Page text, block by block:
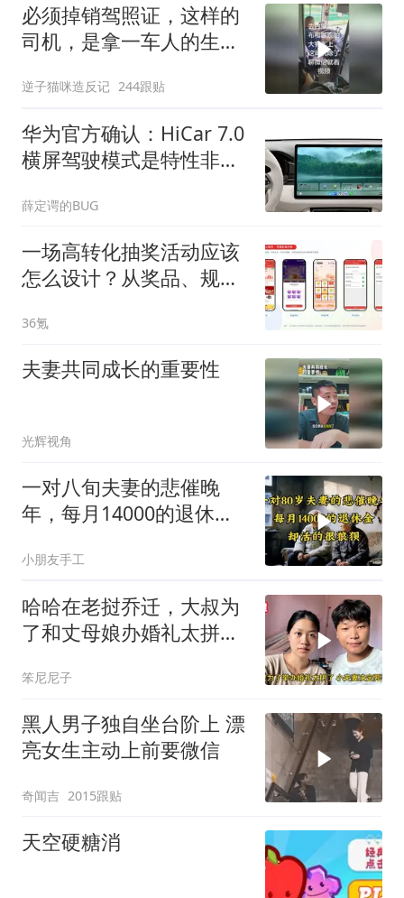
必须掉销驾照证，这样的
司机，是拿一车人的生命
逆子猫咪造反记 244跟贴
华为官方确认：HiCar 7.0
横屏驾驶模式是特性非
薛定谔的BUG
一场高转化抽奖活动应该
怎么设计？从奖品、规则
36氪
夫妻共同成长的重要性
光辉视角
一对八旬夫妻的悲催晚
年，每月14000的退休
小朋友手工
哈哈在老挝乔迁，大叔为
了和丈母娘办婚礼太拼
笨尼尼子
黑人男子独自坐台阶上 漂
亮女生主动上前要微信
奇闻吉 2015跟贴
天空硬糖消